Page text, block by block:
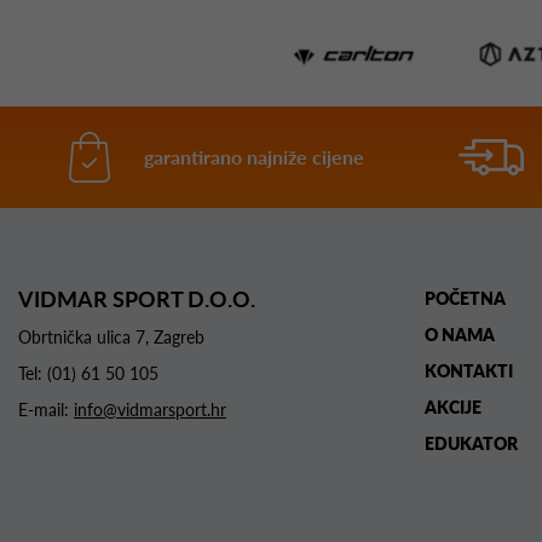
garantirano najniže cijene
VIDMAR SPORT D.O.O.
Obrtnička ulica 7, Zagreb
Tel: (01) 61 50 105
E-mail: info@vidmarsport.hr
POČETNA
O NAMA
KONTAKTI
AKCIJE
EDUKATOR